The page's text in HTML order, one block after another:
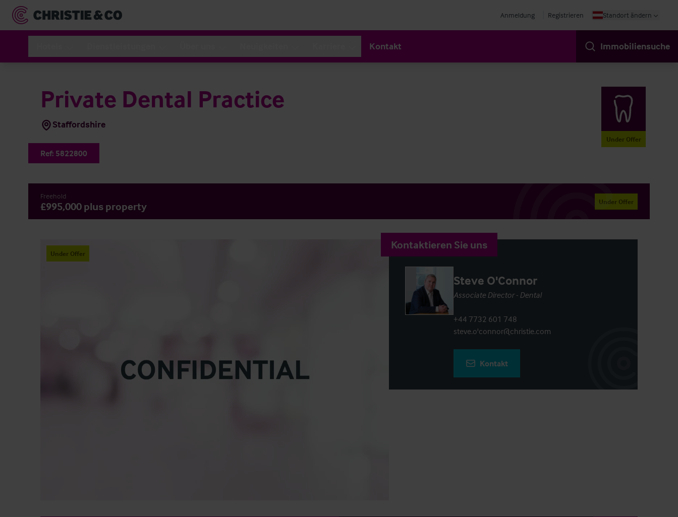
Anmeldung Registrieren Standort ändern
Kontakt Immobiliensuche
Private Dental Practice
Staffordshire
Ref: 5822800
Under Offer
Freehold
£995,000 plus property Under Offer
Under Offer
Kontaktieren Sie uns
Steve O'Connor
Associate Director - Dental
+44 7732 601 748
steve.o'connor@christie.com
Kontakt